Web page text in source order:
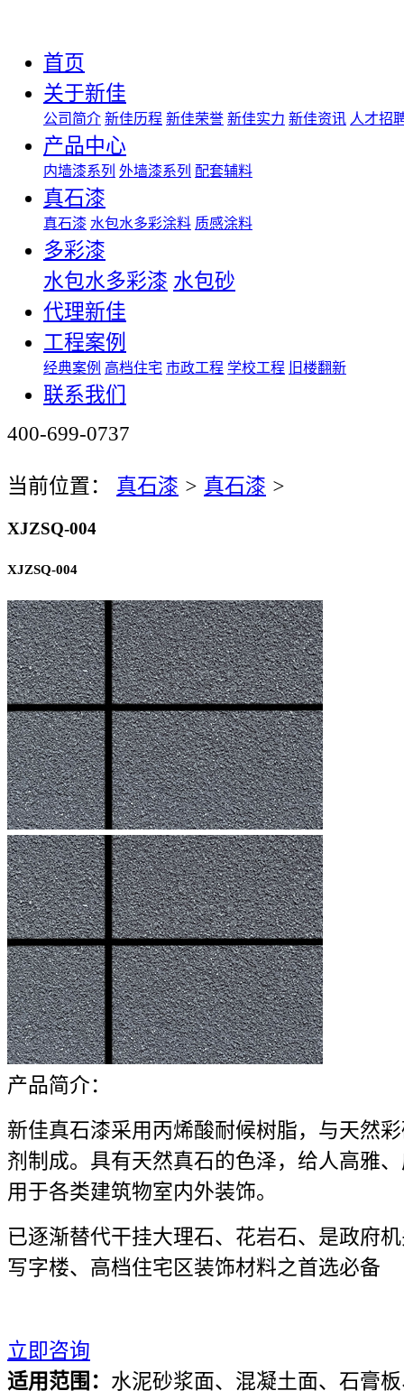
首页
关于新佳
公司简介 新佳历程 新佳荣誉 新佳实力 新佳资讯 人才招
产品中心
内墙漆系列 外墙漆系列 配套辅料
真石漆
真石漆 水包水多彩涂料 质感涂料
多彩漆
水包水多彩漆 水包砂
代理新佳
工程案例
经典案例 高档住宅 市政工程 学校工程 旧楼翻新
联系我们
400-699-0737
当前位置： 真石漆 > 真石漆 >
XJZSQ-004
XJZSQ-004
产品简介：
新佳真石漆采用丙烯酸耐候树脂，与天然
剂制成。具有天然真石的色泽，给人高雅
用于各类建筑物室内外装饰。
已逐渐替代干挂大理石、花岩石、是政府
写字楼、高档住宅区装饰材料之首选必备
立即咨询
适用范围： 水泥砂浆面、混凝土面、石膏